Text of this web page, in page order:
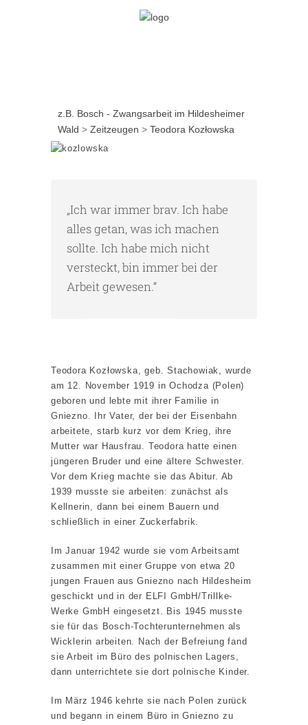
z.B. Bosch - Zwangsarbeit im Hildesheimer
Wald > Zeitzeugen > Teodora Kozłowska
„Ich war immer brav. Ich habe
alles getan, was ich machen
sollte. Ich habe mich nicht
versteckt, bin immer bei der
Arbeit gewesen.“
Teodora Kozłowska, geb. Stachowiak, wurde
am 12. November 1919 in Ochodza (Polen)
geboren und lebte mit ihrer Familie in
Gniezno. Ihr Vater, der bei der Eisenbahn
arbeitete, starb kurz vor dem Krieg, ihre
Mutter war Hausfrau. Teodora hatte einen
jüngeren Bruder und eine ältere Schwester.
Vor dem Krieg machte sie das Abitur. Ab
1939 musste sie arbeiten: zunächst als
Kellnerin, dann bei einem Bauern und
schließlich in einer Zuckerfabrik.
Im Januar 1942 wurde sie vom Arbeitsamt
zusammen mit einer Gruppe von etwa 20
jungen Frauen aus Gniezno nach Hildesheim
geschickt und in der ELFI GmbH/Trillke-
Werke GmbH eingesetzt. Bis 1945 musste
sie für das Bosch-Tochterunternehmen als
Wicklerin arbeiten. Nach der Befreiung fand
sie Arbeit im Büro des polnischen Lagers,
dann unterrichtete sie dort polnische Kinder.
Im März 1946 kehrte sie nach Polen zurück
und begann in einem Büro in Gniezno zu